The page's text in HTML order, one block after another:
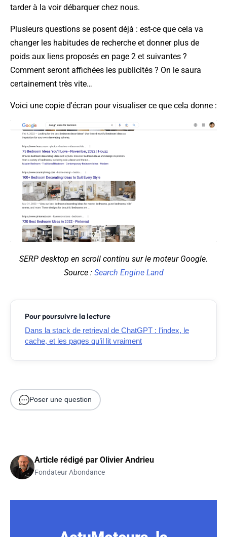
tarder à la voir débarquer chez nous.
Plusieurs questions se posent déjà : est-ce que cela va
changer les habitudes de recherche et donner plus de
poids aux liens proposés en page 2 et suivantes ?
Comment seront affichées les publicités ? On le saura
certainement très vite…
Voici une copie d'écran pour visualiser ce que cela donne :
SERP desktop en scroll continu sur le moteur Google.
Source : Search Engine Land
Pour poursuivre la lecture
Dans la stack de retrieval de ChatGPT : l’index, le
cache, et les pages qu’il lit vraiment
Poser une question
Article rédigé par Olivier Andrieu
Fondateur Abondance